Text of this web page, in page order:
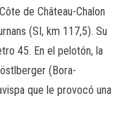
de Château-Chalon
(SI, km 117,5). Su
45. En el pelotón, la
(Bora-
que le provocó una